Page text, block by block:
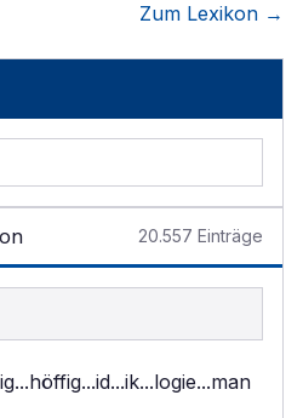
Zum Lexikon →
20.557 Einträge
...höffig...id...ik...logie...man